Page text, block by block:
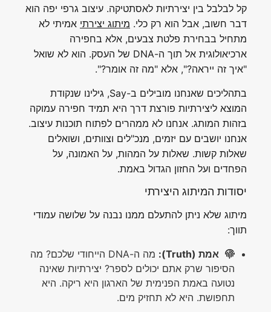
קל לבלבל בין יצירתיות לאסתטיקה. עיצוב גרפי יפה הוא
דבר חשוב, אבל הוא רק כלי. מיתוג יצירתי אמיתי לא
מתחיל בבחירת פלטת צבעים, אלא בחפירה
ארכיאולוגית אל תוך ה-DNA של העסק. הוא לא שואל
"איך זה ייראה?", אלא "מה זה אומר?".
בתהליכים שאנחנו מובילים ב-Say, גילינו שנקודת
המוצא ליצירתיות פורצת דרך היא תמיד חפירה עמוקה
בזהות המותג. אנחנו לא ממהרים לפתוח תוכנות עיצוב.
אנחנו יושבים עם יזמים, מנכ"לים וצוותים, ושואלים
שאלות קשות. שאלות על המהות, על האמונה, על
הפחדים ועל החזון הגדול באמת.
יסודות המיתוג היצירתי
מיתוג שלא ניתן להתעלם ממנו נבנה על שלושה עמודי
תווך:
אמת (Truth):
מה ה-DNA הייחודי שלכם? מה
הסיפור שרק אתם יכולים לספר? יצירתיות שאינה
נטועה באמת הפנימית של הארגון היא ריקה. היא
תחפושת. היא לא תחזיק מים.